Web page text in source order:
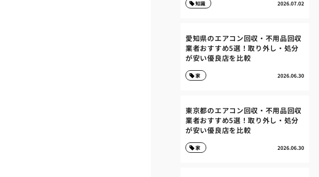
2026.07.02
知識
愛知県のエアコン回収・不用品回収
業者おすすめ5選！取り外し・処分
が安い優良店を比較
2026.06.30
家
東京都のエアコン回収・不用品回収
業者おすすめ5選！取り外し・処分
が安い優良店を比較
2026.06.30
家